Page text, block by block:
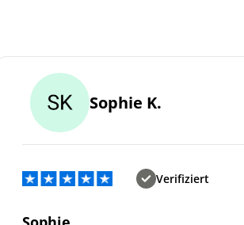
Sophie K.
Verifiziert